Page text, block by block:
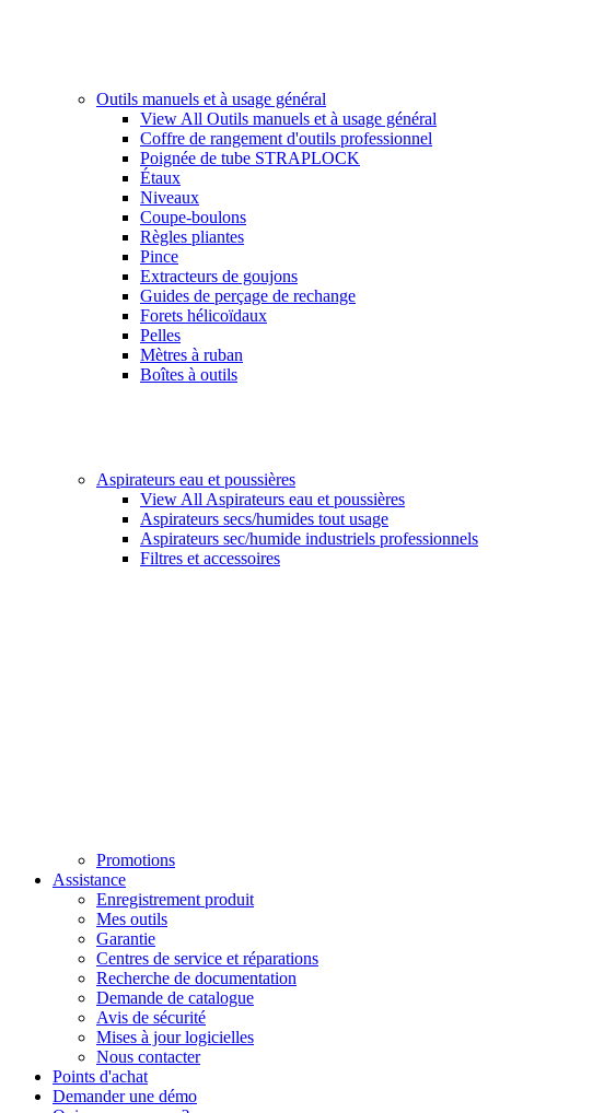
Outils manuels et à usage général
View All Outils manuels et à usage général
Coffre de rangement d'outils professionnel
Poignée de tube STRAPLOCK
Étaux
Niveaux
Coupe-boulons
Règles pliantes
Pince
Extracteurs de goujons
Guides de perçage de rechange
Forets hélicoïdaux
Pelles
Mètres à ruban
Boîtes à outils
Aspirateurs eau et poussières
View All Aspirateurs eau et poussières
Aspirateurs secs/humides tout usage
Aspirateurs sec/humide industriels professionnels
Filtres et accessoires
Promotions
Assistance
Enregistrement produit
Mes outils
Garantie
Centres de service et réparations
Recherche de documentation
Demande de catalogue
Avis de sécurité
Mises à jour logicielles
Nous contacter
Points d'achat
Demander une démo